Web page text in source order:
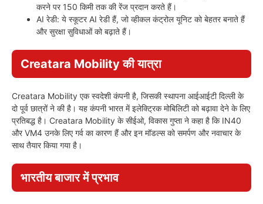
करने पर 150 किमी तक की रेंज प्रदान करते हैं।
AI रेडी: ये स्कूटर AI रेडी हैं, जो व्हीकल कंट्रोल यूनिट को बेहतर बनाते हैं
और सुरक्षा सुविधाओं को बढ़ाते हैं।
Creatara Mobility की यात्रा
Creatara Mobility एक स्वदेशी कंपनी है, जिसकी स्थापना आईआईटी दिल्ली के
दो पूर्व छात्रों ने की है। यह कंपनी भारत में इलेक्ट्रिक मोबिलिटी को बढ़ावा देने के लिए
प्रतिबद्ध है। Creatara Mobility के सीईओ, विकास गुप्ता ने कहा है कि IN40
और VM4 उनके लिए गर्व का कारण हैं और इन मॉडल्स को समर्पण और नवाचार के
साथ तैयार किया गया है।
भारतीय बाजार में प्रभाव